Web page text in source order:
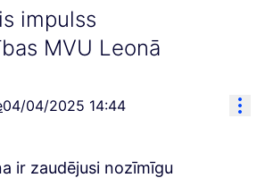
impulss
MVU Leonā
04/04/2025 14:44
ir zaudējusi nozīmīgu